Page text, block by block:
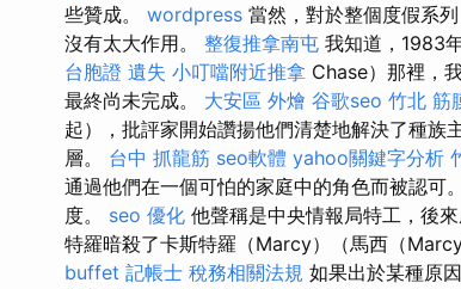
些贊成。 wordpress 當然，對於整個度假系
沒有太大作用。 整復推拿南屯 我知道，1983
台胞證 遺失 小叮噹附近推拿 Chase）那裡，
最終尚未完成。 大安區 外燴 谷歌seo 竹北 筋
起），批評家開始讚揚他們清楚地解決了種
層。 台中 抓龍筋 seo軟體 yahoo關鍵字分析
通過他們在一個可怕的家庭中的角色而被認
度。 seo 優化 他聲稱是中央情報局特工，後
特羅暗殺了卡斯特羅（Marcy）（馬西（
buffet 記帳士 稅務相關法規 如果出於某種原